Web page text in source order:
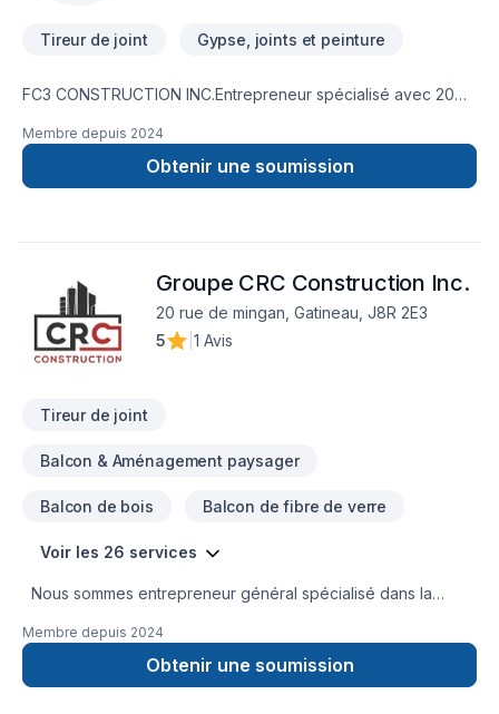
Tireur de joint Gypse, joints et peinture
FC3 CONSTRUCTION INC.Entrepreneur spécialisé avec 20
assurance dommage.
Membre depuis 2024
Obtenir une soumission
Groupe CRC Construction Inc.
20 rue de mingan, Gatineau, J8R 2E3
5
1 Avis
Tireur de joint
Balcon & Aménagement paysager
Balcon de bois Balcon de fibre de verre
Voir les 26 services
par la création de beaux espaces de vie et nous nous
engageons à offrir des services de haute qualité à nos
clients. Que ce soit pour transformer une cuisine désuète ou
Membre depuis 2024
Obtenir une soumission